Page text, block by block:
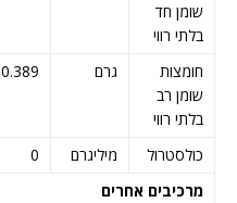
שומן חד
בלתי רווי
חומצות
שומן רב
בלתי רווי
גרם 0.389
כולסטרול מיליגרם 0
מרכיבים אחרים